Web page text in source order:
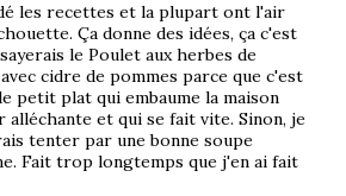
les recettes et la plupart ont l'air
Ça donne des idées, ça c'est
le Poulet aux herbes de
cidre de pommes parce que c'est
petit plat qui embaume la maison
alléchante et qui se fait vite. Sinon, je
tenter par une bonne soupe
Fait trop longtemps que j'en ai fait